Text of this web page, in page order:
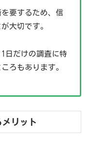
要するため、信
大切です。
日だけの調査に特
ろもあります。
リット